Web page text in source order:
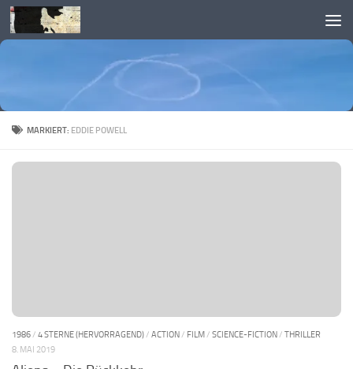
Skip to content
MARKIERT: EDDIE POWELL
1986/ 4 STERNE (HERVORRAGEND)/ ACTION/ FILM/ SCIENCE-FICTION/ THRILLER
8. MAI 2019